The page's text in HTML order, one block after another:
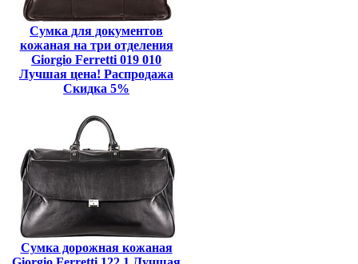
Сумка для документов
кожаная на три отделения
Giorgio Ferretti 019 010
Лучшая цена! Распродажа
Скидка 5%
Сумка дорожная кожаная